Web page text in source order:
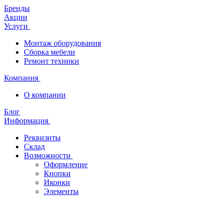
Бренды
Акции
Услуги
Монтаж оборудования
Сборка мебели
Ремонт техники
Компания
О компании
Блог
Информация
Реквизиты
Склад
Возможности
Оформление
Кнопки
Иконки
Элементы